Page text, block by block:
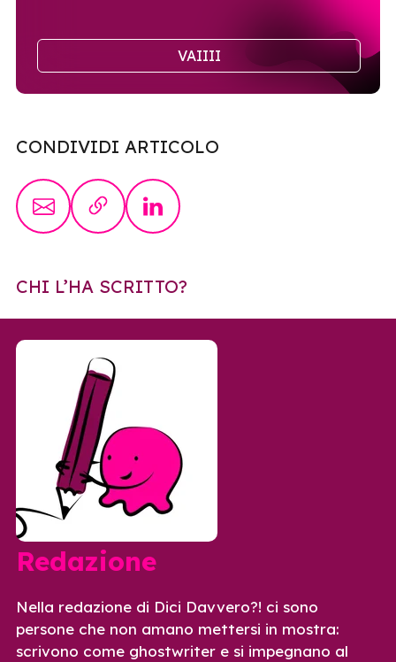
VAIIII
CONDIVIDI ARTICOLO
CHI L’HA SCRITTO?
Redazione
Nella redazione di Dici Davvero?! ci sono
persone che non amano mettersi in mostra:
scrivono come ghostwriter e si impegnano al